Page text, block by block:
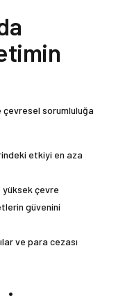
sorumluluğa
etkiyi en aza
yüksek çevre
güvenini
ve para cezası